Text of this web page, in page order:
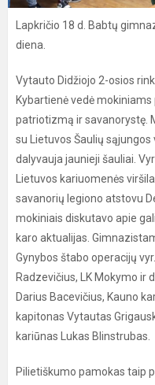
Lapkričio 18 d. Babtų
diena.
Vytauto Didžiojo 2-osios
Kybartienė vedė
patriotizmą ir savanorystę.
su Lietuvos Šaulių
dalyvauja jaunieji šauliai.
Lietuvos kariuomenės
savanorių legiono atstovu
mokiniais diskutavo apie
karo aktualijas.
Gynybos štabo operacijų
Radzevičius, LK Mokymo ir
Darius Bacevičius, Kauno
kapitonas Vytautas
kariūnas Lukas Blinstrubas.
Pilietiškumo pamokas taip